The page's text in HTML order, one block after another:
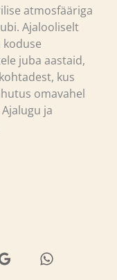
atmosfääriga
Ajalooliselt
juba aastaid,
kus
omavahel
ja